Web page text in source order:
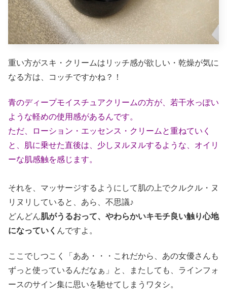
重い方がスキ・クリームはリッチ感が欲しい・乾燥が気に
なる方は、コッチですかね？！
青のディープモイスチュアクリームの方が、若干水っぽい
ような軽めの使用感があるんです。
ただ、ローション・エッセンス・クリームと重ねていく
と、肌に乗せた直後は、少しヌルヌルするような、オイリ
ーな肌感触を感じます。
それを、マッサージするようにして肌の上でクルクル・ヌ
リヌリしていると、あら、不思議♪
どんどん肌がうるおって、やわらかいキモチ良い触り心地
になっていく んですよ。
ここでしつこく「ああ・・・これだから、あの女優さんも
ずっと使っているんだなぁ」と、またしても、ラインフォ
ースのサイン集に思いを馳せてしまうワタシ。